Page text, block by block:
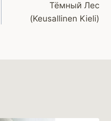
Тёмный Лес
(Keusallinen Kieli)